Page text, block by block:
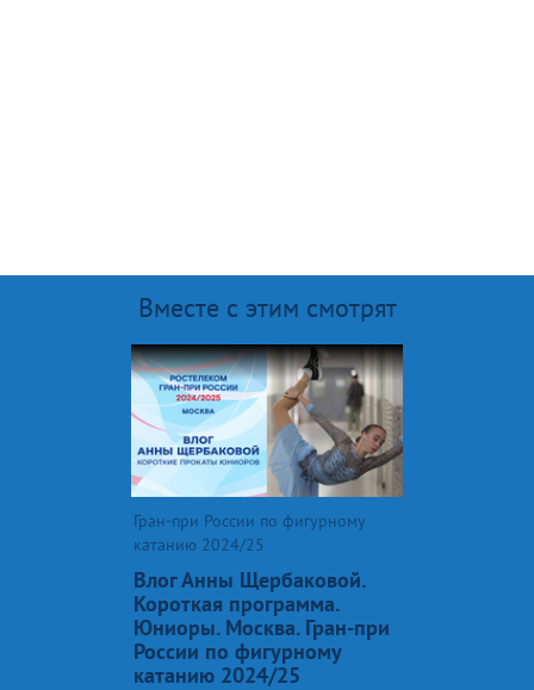
Вместе с этим смотрят
Гран-при России по фигурному
катанию 2024/25
Влог Анны Щербаковой.
Короткая программа.
Юниоры. Москва. Гран-при
России по фигурному
катанию 2024/25